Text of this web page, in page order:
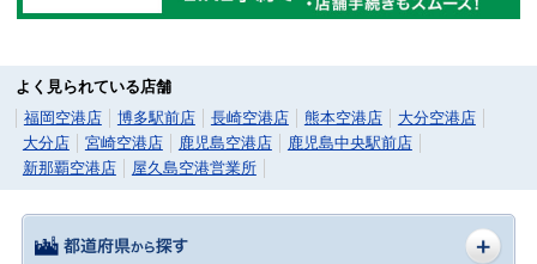
よく見られている店舗
福岡空港店
博多駅前店 長崎空港店 熊本空港店
大分空港店
大分店
宮崎空港店 鹿児島空港店
鹿児島中央駅前店
新那覇空港店
屋久島空港営業所